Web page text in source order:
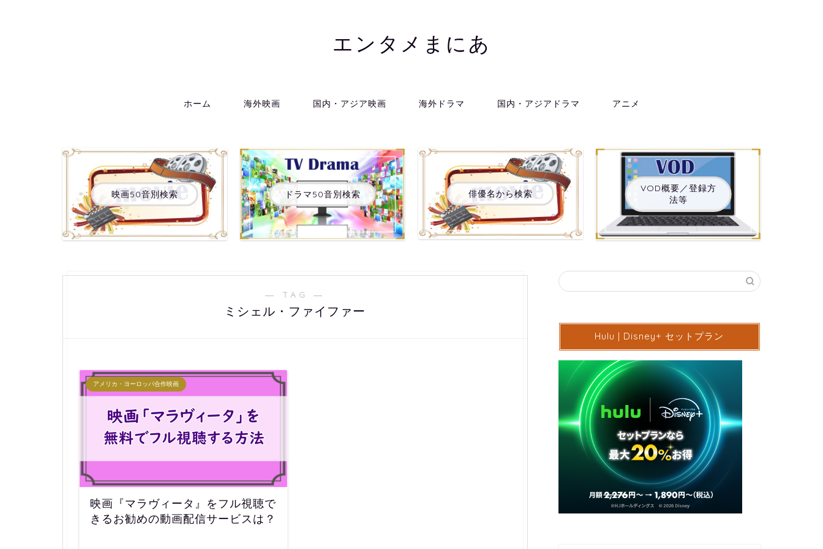
エンタメまにあ
ホーム 海外映画 国内・アジア映画 海外ドラマ 国内・アジアドラマ アニメ
映画50音別検索 ドラマ50音別検索 俳優名から検索
VOD概要／登録方
法等
― TAG ―
ミシェル・ファイファー
アメリカ・ヨーロッパ合作映画
映画『マラヴィータ』をフル視聴で
きるお勧めの動画配信サービスは？
Hulu | Disney+ セットプラン